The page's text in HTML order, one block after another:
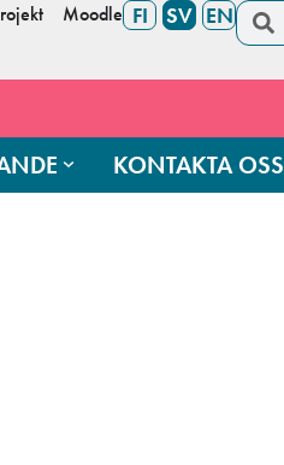
Moodle FI SV EN
KONTAKTA OSS